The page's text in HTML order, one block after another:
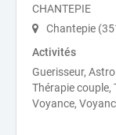
CHANTEPIE
Chantepie
Activités
Guerisseur,
Thérapie couple,
Voyance,